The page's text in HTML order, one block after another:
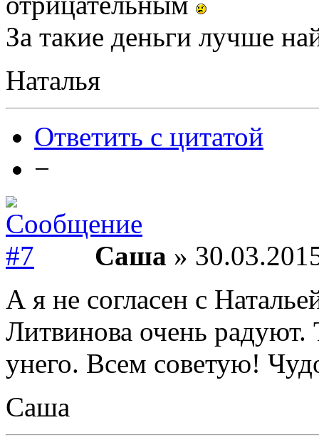
За такие деньги лучше
Наталья
Ответить с цитатой
−
Саша »
А я не согласен с
Литвинова очень радуют.
унего. Всем советую!
Саша